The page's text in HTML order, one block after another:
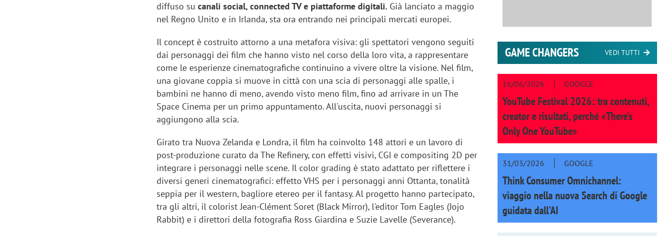
diffuso su canali social, connected TV e piattaforme digitali. Già lanciato a maggio
nel Regno Unito e in Irlanda, sta ora entrando nei principali mercati europei.
Il concept è costruito attorno a una metafora visiva: gli spettatori vengono seguiti
dai personaggi dei film che hanno visto nel corso della loro vita, a rappresentare
come le esperienze cinematografiche continuino a vivere oltre la visione. Nel film,
una giovane coppia si muove in città con una scia di personaggi alle spalle, i
bambini ne hanno di meno, avendo visto meno film, fino ad arrivare in un The
Space Cinema per un primo appuntamento. All'uscita, nuovi personaggi si
aggiungono alla scia.
Girato tra Nuova Zelanda e Londra, il film ha coinvolto 148 attori e un lavoro di
post-produzione curato da The Refinery, con effetti visivi, CGI e compositing 2D per
integrare i personaggi nelle scene. Il color grading è stato adattato per riflettere i
diversi generi cinematografici: effetto VHS per i personaggi anni Ottanta, tonalità
seppia per il western, bagliore etereo per il fantasy. Al progetto hanno partecipato,
tra gli altri, il colorist Jean-Clément Soret (Black Mirror), l'editor Tom Eagles (Jojo
Rabbit) e i direttori della fotografia Ross Giardina e Suzie Lavelle (Severance).
GAME CHANGERS VEDI TUTTI
16/06/2026 GOOGLE
YouTube Festival 2026: tra contenuti,
creator e risultati, perché «There’s
Only One YouTube»
31/03/2026 GOOGLE
Think Consumer Omnichannel:
viaggio nella nuova Search di Google
guidata dall'AI